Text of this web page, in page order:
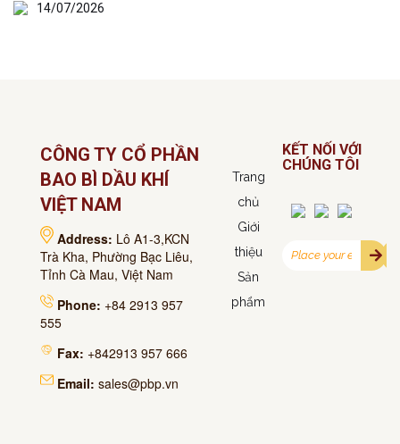
14/07/2026
CÔNG TY CỔ PHẦN
BAO BÌ DẦU KHÍ
VIỆT NAM
Address: Lô A1-3,KCN
Trà Kha, Phường Bạc Liêu,
Tỉnh Cà Mau, Việt Nam
Phone: +84 2913 957
555
Fax: +842913 957 666
Email: sales@pbp.vn
Trang
chủ
Giới
thiệu
Sản
phẩm
KẾT NỐI VỚI
CHÚNG TÔI